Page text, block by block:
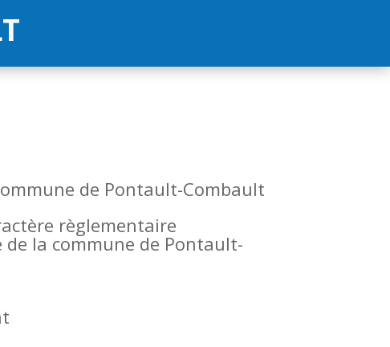
de Pontault-Combault
règlementaire
la commune de Pontault-